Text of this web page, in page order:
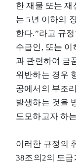
한 재물 또는
는 5년 이하의
한다.”라고 규
수급인, 또는 이
과 관련하여 금
위반하는 경우
공에서의 부조
발생하는 것을
도모하고자 하
이러한 규정의
38조의2의 도